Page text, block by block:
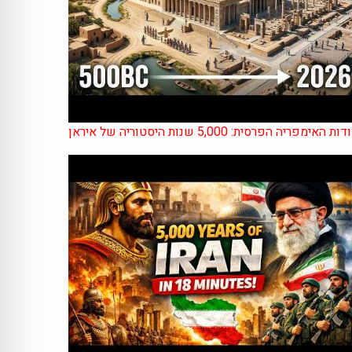
האימפריה הפרסית: 5,000 שנות היסטוריה של איראן